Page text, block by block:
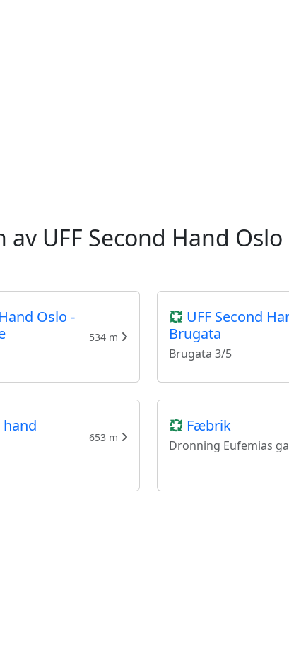
UFF Second Hand
Oslo -
534 m
UFF Second
Brugata
Brugata 3/5
hand
653 m
Fæbrik
Dronning Eufemias